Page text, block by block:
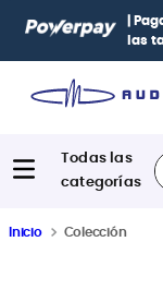
|
las
Inicio Colección